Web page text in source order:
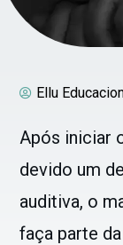
Ellu
Após iniciar
devido um
auditiva, o
faça parte